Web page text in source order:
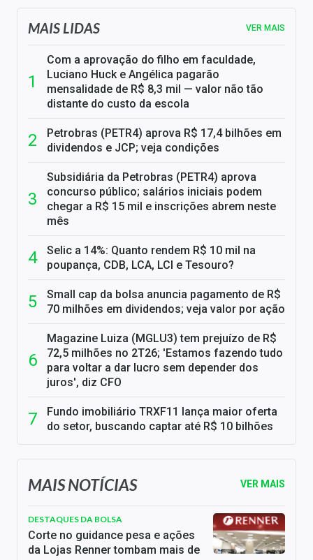
MAIS LIDAS VER MAIS
Com a aprovação do filho em faculdade,
Luciano Huck e Angélica pagarão
mensalidade de R$ 8,3 mil — valor não tão
distante do custo da escola
Petrobras (PETR4) aprova R$ 17,4 bilhões em
dividendos e JCP; veja condições
Subsidiária da Petrobras (PETR4) aprova
concurso público; salários iniciais podem
chegar a R$ 15 mil e inscrições abrem neste
mês
Selic a 14%: Quanto rendem R$ 10 mil na
poupança, CDB, LCA, LCI e Tesouro?
Small cap da bolsa anuncia pagamento de R$
70 milhões em dividendos; veja valor por ação
Magazine Luiza (MGLU3) tem prejuízo de R$
72,5 milhões no 2T26; 'Estamos fazendo tudo
para voltar a dar lucro sem depender dos
juros', diz CFO
Fundo imobiliário TRXF11 lança maior oferta
do setor, buscando captar até R$ 10 bilhões
MAIS NOTÍCIAS VER MAIS
DESTAQUES DA BOLSA
Corte no guidance pesa e ações
da Lojas Renner tombam mais de